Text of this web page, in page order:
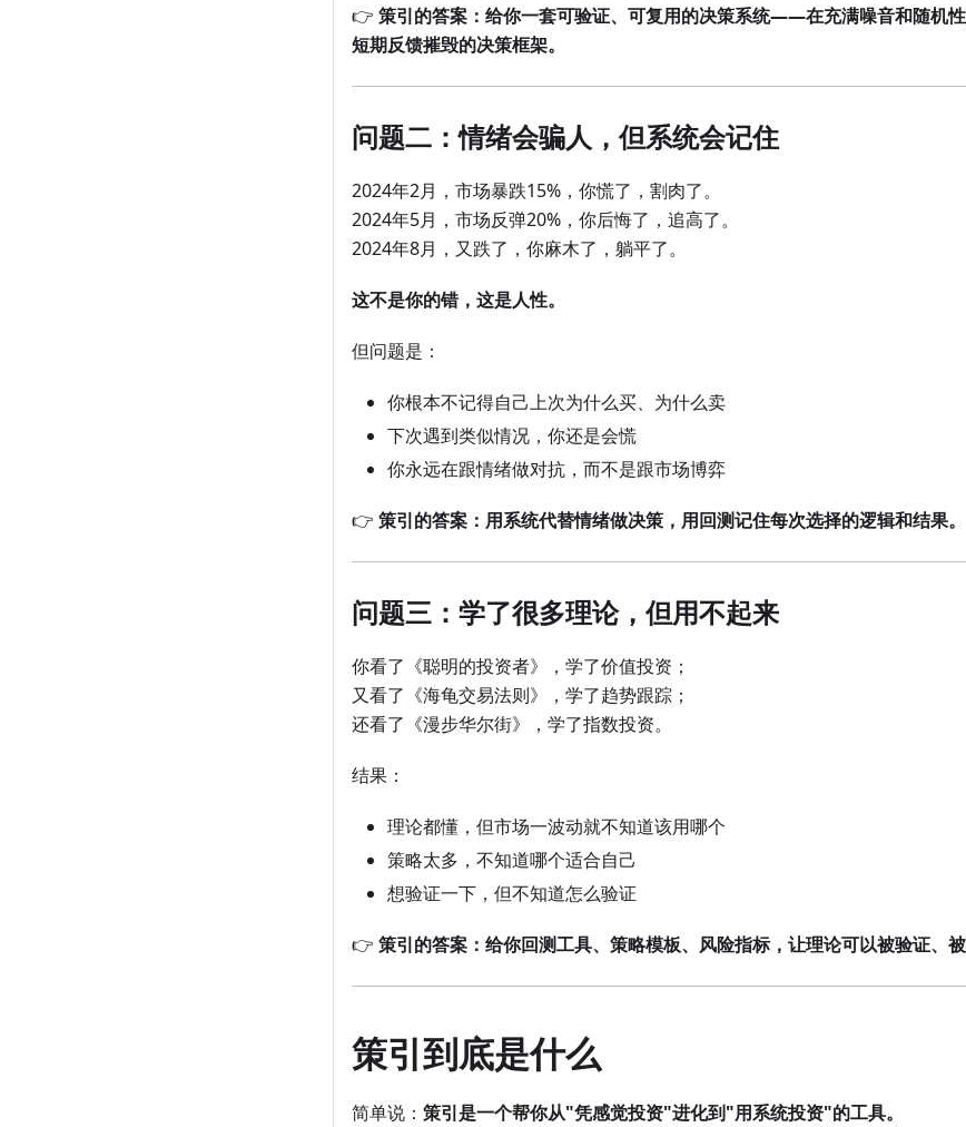
👉 策引的答案：给你一套可验证、可复用的决策系统——在充满噪音和随机
短期反馈摧毁的决策框架。
问题二：情绪会骗人，但系统会记住
2024年2月，市场暴跌15%，你慌了，割肉了。
2024年5月，市场反弹20%，你后悔了，追高了。
2024年8月，又跌了，你麻木了，躺平了。
这不是你的错，这是人性。
但问题是：
你根本不记得自己上次为什么买、为什么卖
下次遇到类似情况，你还是会慌
你永远在跟情绪做对抗，而不是跟市场博弈
👉 策引的答案：用系统代替情绪做决策，用回测记住每次选择的逻辑和结果。
问题三：学了很多理论，但用不起来
你看了《聪明的投资者》，学了价值投资；
又看了《海龟交易法则》，学了趋势跟踪；
还看了《漫步华尔街》，学了指数投资。
结果：
理论都懂，但市场一波动就不知道该用哪个
策略太多，不知道哪个适合自己
想验证一下，但不知道怎么验证
👉 策引的答案：给你回测工具、策略模板、风险指标，让理论可以被验证、被
策引到底是什么
简单说： 策引是一个帮你从"凭感觉投资"进化到"用系统投资"的工具。